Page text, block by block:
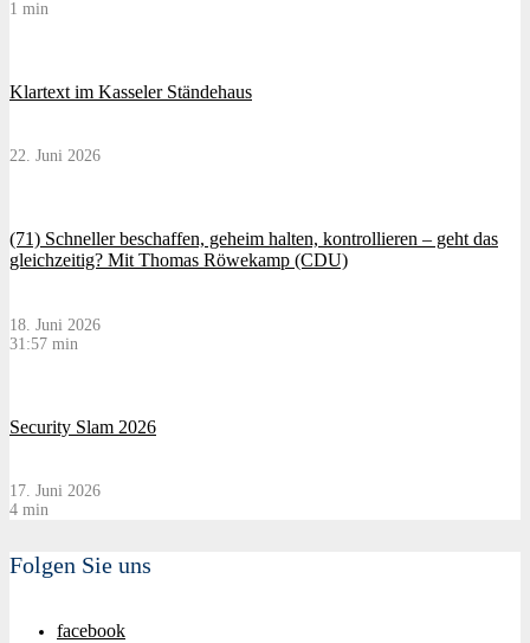
1 min
Klartext im Kasseler Ständehaus
22. Juni 2026
(71) Schneller beschaffen, geheim halten, kontrollieren – geht das
gleichzeitig? Mit Thomas Röwekamp (CDU)
18. Juni 2026
31:57 min
Security Slam 2026
17. Juni 2026
4 min
Folgen Sie uns
facebook